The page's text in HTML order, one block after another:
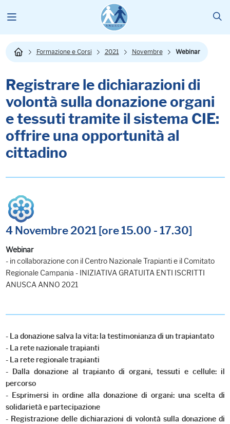
Formazione e Corsi 2021 Novembre Webinar
Registrare le dichiarazioni di
volontà sulla donazione organi
e tessuti tramite il sistema CIE:
offrire una opportunità al
cittadino
4 Novembre 2021 [ore 15.00 - 17.30]
Webinar
- in collaborazione con il Centro Nazionale Trapianti e il Comitato
Regionale Campania - INIZIATIVA GRATUITA ENTI ISCRITTI
ANUSCA ANNO 2021
- La donazione salva la vita: la testimonianza di un trapiantato
- La rete nazionale trapianti
- La rete regionale trapianti
- Dalla donazione al trapianto di organi, tessuti e cellule: il
percorso
- Esprimersi in ordine alla donazione di organi: una scelta di
solidarietà e partecipazione
- Registrazione delle dichiarazioni di volontà sulla donazione di